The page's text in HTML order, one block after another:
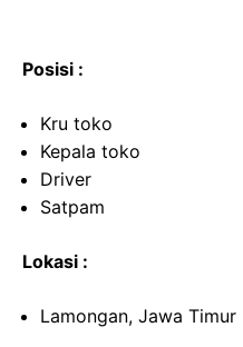
Posisi :
Kru toko
Kepala toko
Driver
Satpam
Lokasi :
Lamongan, Jawa Timur